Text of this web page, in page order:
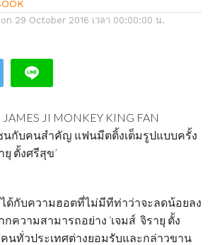
29 October 2016 เวลา 00:00:00 น.
JAMES JI MONKEY KING FAN
นกับคนสำคัญ แฟนมีตติ้งเต็มรูปแบบครั้ง
ยุ ตั้งศรีสุข’
ด้กับความฮอตที่ไม่มีทีท่าว่าจะลดน้อยลง
วามสามารถอย่าง ‘เจมส์  จิรายุ ตั้ง
นทั่วประเทศต่างยอมรับและกล่าวขาน